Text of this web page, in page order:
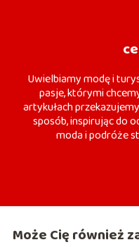
Uwielbiamy modę i
pasje, którymi
artykułach
sposób, inspirując do
moda i podróże
Może Cię również